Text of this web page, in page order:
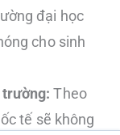
đại học
cho sinh
Theo
tế sẽ không